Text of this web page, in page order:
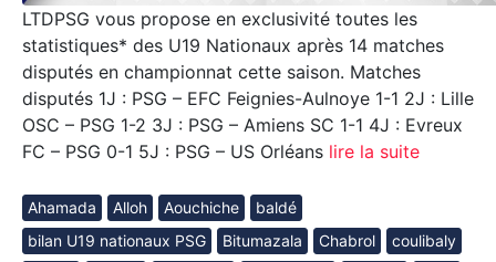
LTDPSG vous propose en exclusivité toutes les
statistiques* des U19 Nationaux après 14 matches
disputés en championnat cette saison. Matches
disputés 1J : PSG – EFC Feignies-Aulnoye 1-1 2J : Lille
OSC – PSG 1-2 3J : PSG – Amiens SC 1-1 4J : Evreux
FC – PSG 0-1 5J : PSG – US Orléans lire la suite
Ahamada Alloh Aouchiche
baldé
bilan U19 nationaux PSG
Bitumazala Chabrol
coulibaly